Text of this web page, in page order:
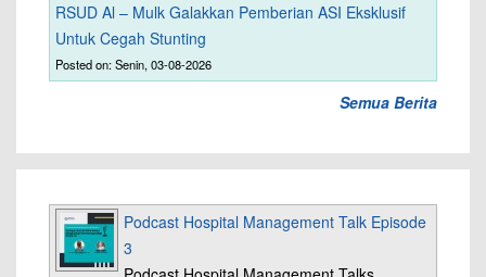
RSUD Al – Mulk Galakkan Pemberian ASI Eksklusif
Untuk Cegah Stunting
Posted on: Senin, 03-08-2026
Semua Berita
Podcast Hospital Management Talk Episode
3